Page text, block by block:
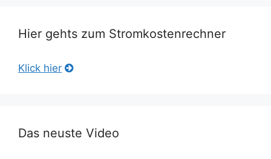
Hier gehts zum Stromkostenrechner
Klick hier
Das neuste Video